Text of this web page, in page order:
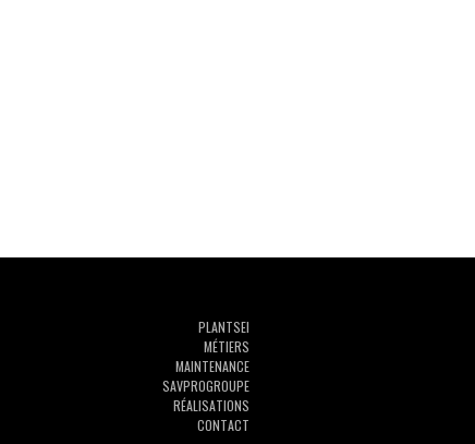
PLANTSEI
MÉTIERS
MAINTENANCE
SAVPROGROUPE
RÉALISATIONS
CONTACT